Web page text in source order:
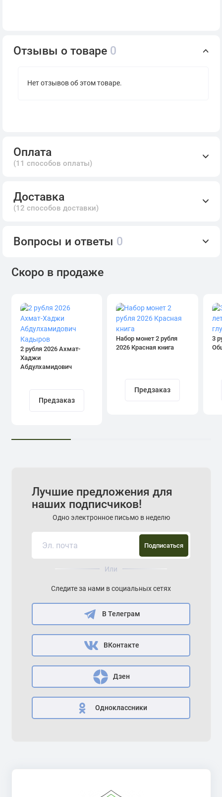
Отзывы о товаре 0
Нет отзывов об этом товаре.
Оплата
(11 способов оплаты)
Доставка
(12 способов доставки)
Вопросы и ответы 0
Скоро в продаже
2 рубля 2026 Ахмат-
Хаджи
Абдулхамидович
Предзаказ
Набор монет 2 рубля
2026 Красная книга
Предзаказ
3
Лучшие предложения для
наших подписчиков!
Одно электронное письмо в неделю
Подписаться
Или
Следите за нами в социальных сетях
В Телеграм
ВКонтакте
Дзен
Одноклассники